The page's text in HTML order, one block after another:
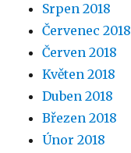
Srpen 2018
Červenec 2018
Červen 2018
Květen 2018
Duben 2018
Březen 2018
Únor 2018